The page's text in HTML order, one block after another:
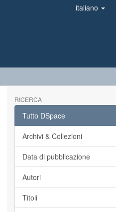
italiano
RICERCA
Tutto DSpace
Archivi & Collezioni
Data di pubblicazione
Autori
Titoli